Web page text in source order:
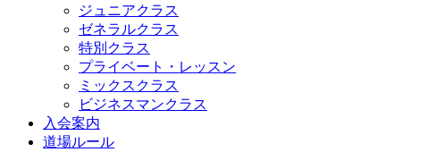
ジュニアクラス
ゼネラルクラス
特別クラス
プライベート・レッスン
ミックスクラス
ビジネスマンクラス
入会案内
道場ルール